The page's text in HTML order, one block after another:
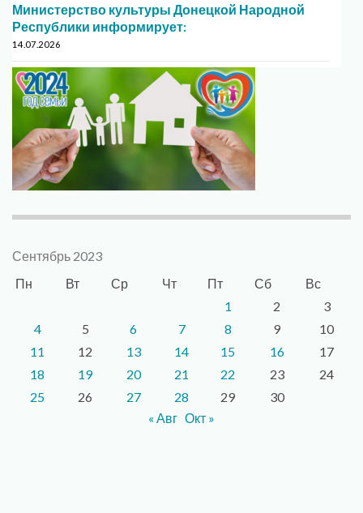
Министерство культуры Донецкой Народной
Республики информирует:
14.07.2026
Сентябрь 2023
Пн
Вт Ср Чт Пт Сб
Вс
1
2
3
4
5 6 7 8 9
10
11
12 13 14 15 16
17
18
19 20 21 22 23
24
25
26 27 28 29
30
« Авг Окт »